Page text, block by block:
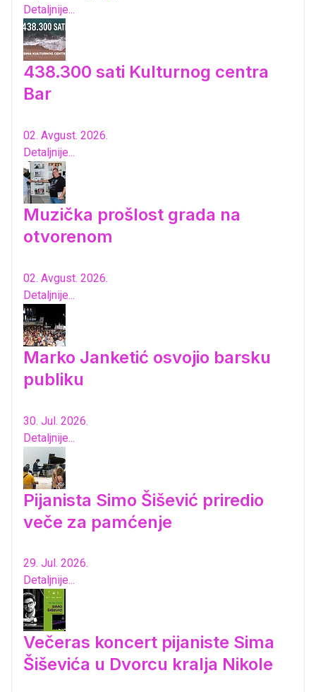
Detaljnije...
438.300 sati Kulturnog centra
Bar
02. Avgust. 2026.
Detaljnije...
Muzička prošlost grada na
otvorenom
02. Avgust. 2026.
Detaljnije...
Marko Janketić osvojio barsku
publiku
30. Jul. 2026.
Detaljnije...
Pijanista Simo Šišević priredio
veče za pamćenje
29. Jul. 2026.
Detaljnije...
Večeras koncert pijaniste Sima
Šiševića u Dvorcu kralja Nikole